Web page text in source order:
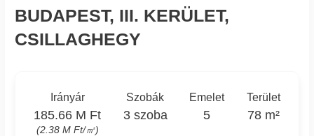
BUDAPEST, III. KERÜLET,
CSILLAGHEGY
Irányár
185.66 M Ft
(2.38 M Ft/㎡)
Szobák
3 szoba
Emelet
5
Terület
78 m²